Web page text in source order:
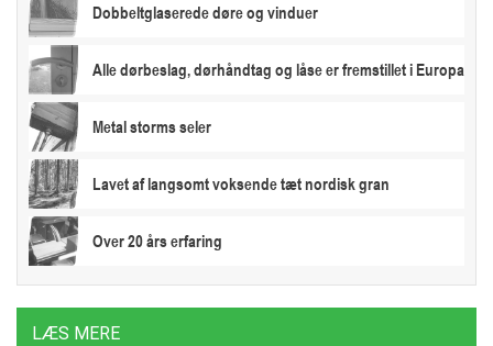
Dobbeltglaserede døre og vinduer
Alle dørbeslag, dørhåndtag og låse er fremstillet i Europa
Metal storms seler
Lavet af langsomt voksende tæt nordisk gran
Over 20 års erfaring
LÆS MERE